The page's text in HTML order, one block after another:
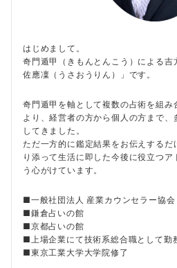
はじめまして。
奇門遁甲（きもんとんこう）による吉
佐應凜（うさおうりん）」です。
奇門遁甲を軸として複数の占術を組み
より、経営者の方から個人の方まで、
してきました。
ただ一方的に鑑定結果をお伝えするだ
り添って生活に即した今後に役立つア
う心がけています。
■一般社団法人 産業カウンセラー協会
■鎌倉占いの館
■京都占いの館
■上場企業にて技術系総合職として勤
■東京工業大学大学院修了